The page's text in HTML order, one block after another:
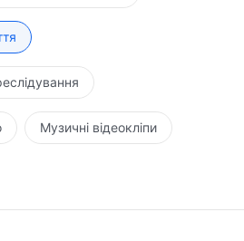
Музичні відеокліпи